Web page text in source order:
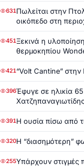
631Πωλείται στην
οικόπεδο στη
451Ξεκινά η
θερμοκηπίου
421“Volt Cantine” στην
396Έφυγε σε ηλικία
391Η ουσία πίσω από
320Η “διασημότερη”
255Υπάρχουν στιγμές